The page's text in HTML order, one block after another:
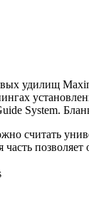
удилищ
System.
считать